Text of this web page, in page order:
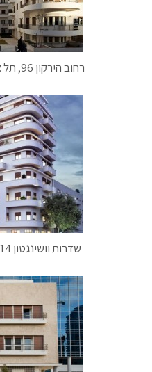
רחוב הירקון 96, תל אביב – "בית רייזפלד"
שדרות וושינגטון 14, פלורנטין – תל אביב